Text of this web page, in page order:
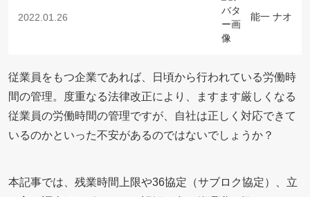
2022.01.26 能一 ナオ
従業員をもつ企業であれば、日頃から行われている労働時
間の管理。度重なる法律改正により、ますます厳しくなる
従業員の労働時間の管理ですが、自社は正しく対応できて
いるのかといった不安があるのではないでしょうか？
本記事では、残業時間上限や36協定（サブロク協定）、立